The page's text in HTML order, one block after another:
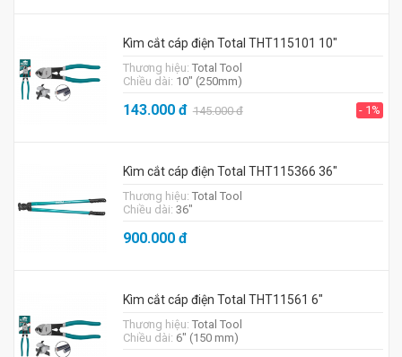
Kìm cắt cáp điện Total THT115101 10"
Thương hiệu: Total Tool
Chiều dài: 10" (250mm)
143.000đ 145.000đ - 1%
Kìm cắt cáp điện Total THT115366 36"
Thương hiệu: Total Tool
Chiều dài: 36"
900.000đ
Kìm cắt cáp điện Total THT11561 6"
Thương hiệu: Total Tool
Chiều dài: 6" (150 mm)